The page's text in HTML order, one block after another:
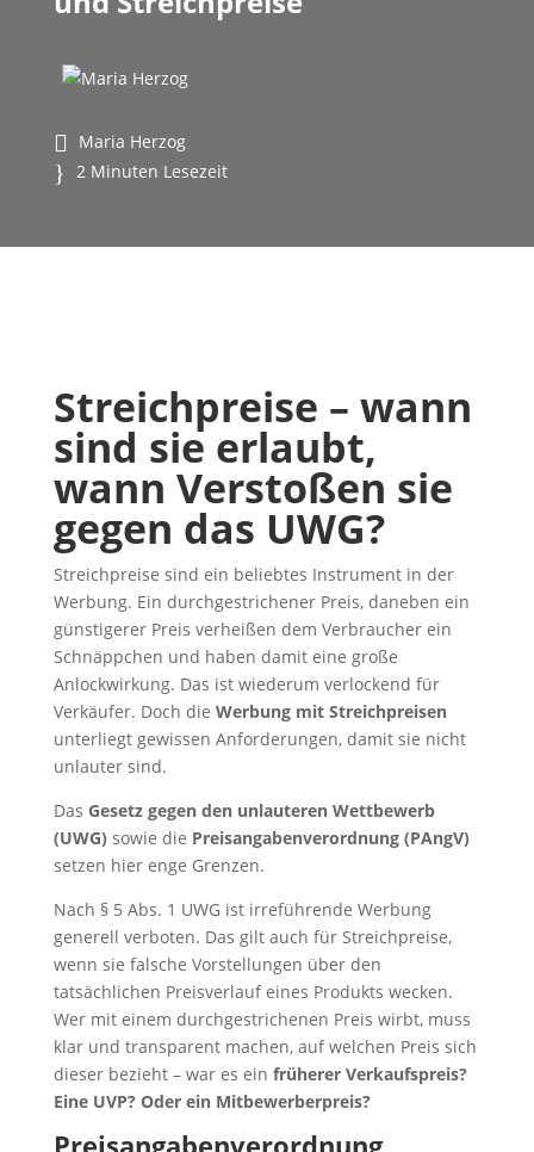
Maria Herzog
2 Minuten Lesezeit
Streichpreise – wann
sind sie erlaubt,
wann Verstoßen sie
gegen das UWG?
Streichpreise sind ein beliebtes Instrument in der
Werbung. Ein durchgestrichener Preis, daneben ein
günstigerer Preis verheißen dem Verbraucher ein
Schnäppchen und haben damit eine große
Anlockwirkung. Das ist wiederum verlockend für
Verkäufer. Doch die Werbung mit Streichpreisen
unterliegt gewissen Anforderungen, damit sie nicht
unlauter sind.
Das Gesetz gegen den unlauteren Wettbewerb
(UWG) sowie die Preisangabenverordnung (PAngV)
setzen hier enge Grenzen.
Nach § 5 Abs. 1 UWG ist irreführende Werbung
generell verboten. Das gilt auch für Streichpreise,
wenn sie falsche Vorstellungen über den
tatsächlichen Preisverlauf eines Produkts wecken.
Wer mit einem durchgestrichenen Preis wirbt, muss
klar und transparent machen, auf welchen Preis sich
dieser bezieht – war es ein früherer Verkaufspreis?
Eine UVP? Oder ein Mitbewerberpreis?
Preisangabenverordnung